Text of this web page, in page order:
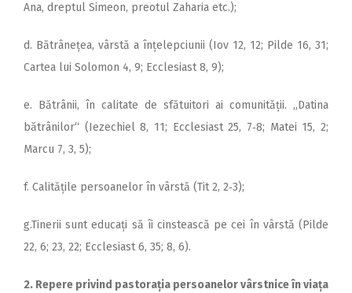
Ana, dreptul Simeon, preotul Zaharia etc.);
d. Bătrânețea, vârstă a înțe­lepciunii (Iov 12, 12; Pilde 16, 31;
Cartea lui Solomon 4, 9; Eccle­siast 8, 9);
e. Bătrânii, în calitate de sfătuitori ai comunității. „Datina
bătrânilor“ (Iezechiel 8, 11; Ecclesiast 25, 7‑8; Matei 15, 2;
Marcu 7, 3, 5);
f. Calitățile persoanelor în vârstă (Tit 2, 2‑3);
g.Tinerii sunt educați să îi cinstească pe cei în vârstă (Pilde
22, 6; 23, 22; Ecclesiast 6, 35; 8, 6).
2. Repere privind pastorația persoanelor vârstnice în viața